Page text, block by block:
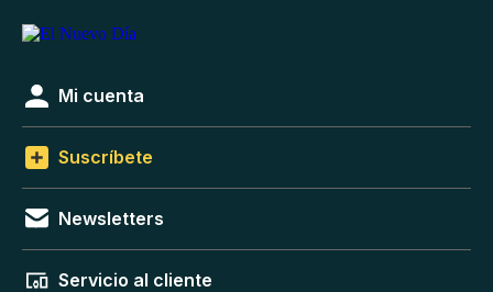
Mi cuenta
Suscríbete
Newsletters
Servicio al cliente